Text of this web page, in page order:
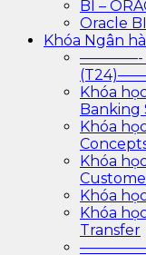
BI –
Oracle
Khóa Ngân
————-
Khóa
Banking
Khóa
Khóa
Khóa
Khóa
Transfer